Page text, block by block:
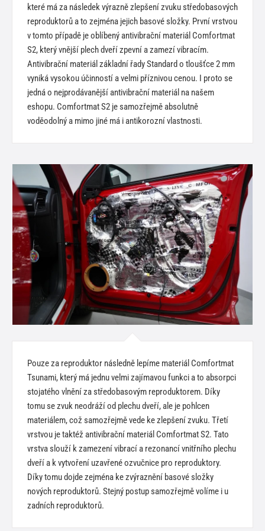
které má za následek výrazně zlepšení zvuku středobasových
reproduktorů a to zejména jejich basové složky. První vrstvou
v tomto případě je oblíbený antivibrační materiál Comfortmat
S2, který vnější plech dveří zpevní a zamezí vibracím.
Antivibrační materiál základní řady Standard o tloušťce 2 mm
vyniká vysokou účinností a velmi příznivou cenou. I proto se
jedná o nejprodávanější antivibrační materiál na našem
eshopu. Comfortmat S2 je samozřejmě absolutně
voděodolný a mimo jiné má i antikorozní vlastnosti.
Pouze za reproduktor následně lepíme materiál Comfortmat
Tsunami, který má jednu velmi zajímavou funkci a to absorpci
stojatého vlnění za středobasovým reproduktorem. Díky
tomu se zvuk neodráží od plechu dveří, ale je pohlcen
materiálem, což samozřejmě vede ke zlepšení zvuku. Třetí
vrstvou je taktéž antivibrační materiál Comfortmat S2. Tato
vrstva slouží k zamezení vibrací a rezonancí vnitřního plechu
dveří a k vytvoření uzavřené ozvučnice pro reproduktory.
Díky tomu dojde zejména ke zvýraznění basové složky
nových reproduktorů. Stejný postup samozřejmě volíme i u
zadních reproduktorů.